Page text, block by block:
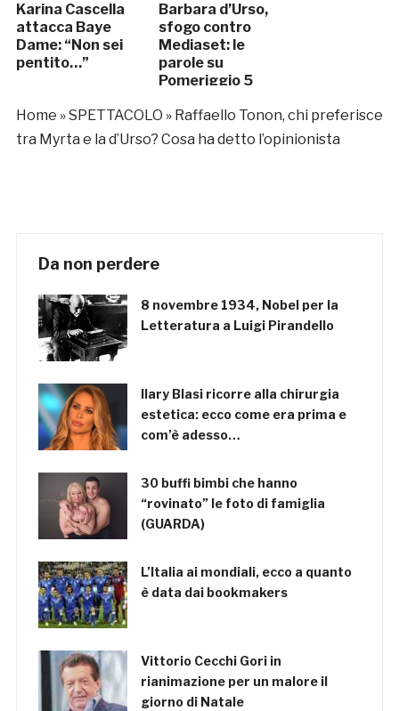
Karina Cascella
attacca Baye
Dame: “Non sei
pentito…”
Barbara d’Urso,
sfogo contro
Mediaset: le
parole su
Pomeriggio 5
Home »SPETTACOLO » Raffaello Tonon, chi preferisce
tra Myrta e la d’Urso? Cosa ha detto l’opinionista
Da non perdere
8 novembre 1934, Nobel per la
Letteratura a Luigi Pirandello
Ilary Blasi ricorre alla chirurgia
estetica: ecco come era prima e
com’è adesso…
30 buffi bimbi che hanno
“rovinato” le foto di famiglia
(GUARDA)
L’Italia ai mondiali, ecco a quanto
è data dai bookmakers
Vittorio Cecchi Gori in
rianimazione per un malore il
giorno di Natale